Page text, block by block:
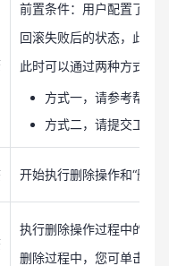
前置条件：用户配置了“失
回滚失败后的状态，此时
此时可以通过两种方式解
方式一，请参考帮助
方式二，请提交工单
开始执行删除操作和“删除
执行删除操作过程中的中
删除过程中，您可单击取